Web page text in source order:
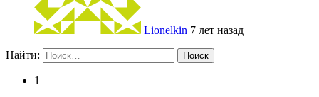
Lionelkin 7 лет назад
Найти:
1